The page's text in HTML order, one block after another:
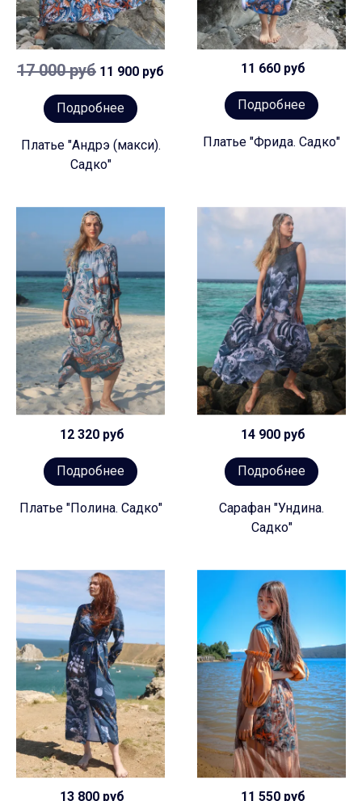
17 000 руб 11 900 руб
Подробнее
Платье "Андрэ (макси).
Садко"
11 660 руб
Подробнее
Платье "Фрида. Садко"
12 320 руб
Подробнее
Платье "Полина. Садко"
14 900 руб
Подробнее
Сарафан "Ундина.
Садко"
13 800 руб 11 550 руб